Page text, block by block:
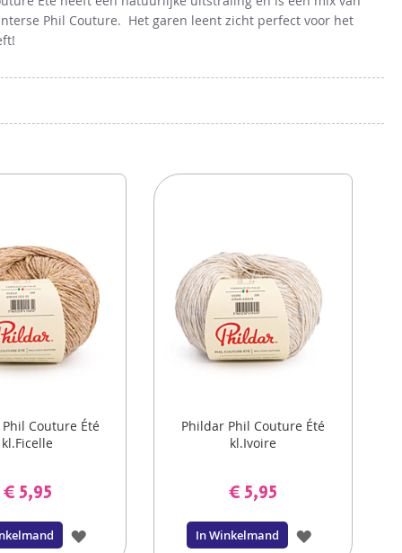
Phil Couture. Het garen leent zicht perfect voor het
Couture Été
kl.Ficelle
€ 5,95
VOEG
Phildar Phil Couture Été
kl.Ivoire
€ 5,95
In Winkelmand
VOEG